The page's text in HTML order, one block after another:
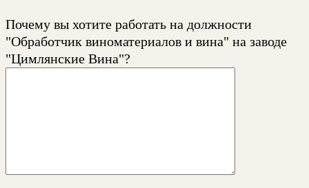
Почему вы хотите работать на должности
"Обработчик виноматериалов и вина" на заводе
"Цимлянские Вина"?